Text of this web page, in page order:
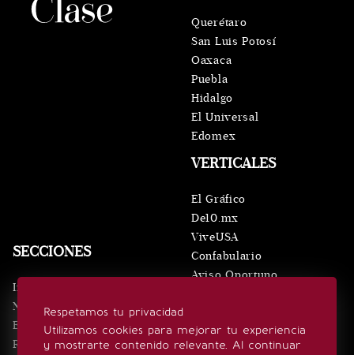
Respetamos tu privacidad
Utilizamos cookies para mejorar tu experiencia
y mostrarte contenido relevante. Al continuar
SECCIONES
Inicio
Noticias
Eventos
Realeza
VERTICALES
El Gráfico
De10.mx
ViveUSA
Confabulario
Aviso Oportuno
Querétaro
San Luis Potosí
Oaxaca
Puebla
Hidalgo
El Universal
Edomex